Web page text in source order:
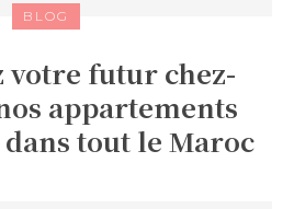
BLOG
votre futur chez-
appartements
tout le Maroc